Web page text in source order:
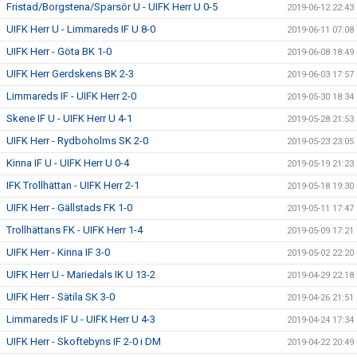
Fristad/Borgstena/Sparsör U - UIFK Herr U 0-5 2019-06-12 22:43
UIFK Herr U - Limmareds IF U 8-0 2019-06-11 07:08
UIFK Herr - Göta BK 1-0 2019-06-08 18:49
UIFK Herr Gerdskens BK 2-3 2019-06-03 17:57
Limmareds IF - UIFK Herr 2-0 2019-05-30 18:34
Skene IF U - UIFK Herr U 4-1 2019-05-28 21:53
UIFK Herr - Rydboholms SK 2-0 2019-05-23 23:05
Kinna IF U - UIFK Herr U 0-4 2019-05-19 21:23
IFK Trollhättan - UIFK Herr 2-1 2019-05-18 19:30
UIFK Herr - Gällstads FK 1-0 2019-05-11 17:47
Trollhättans FK - UIFK Herr 1-4 2019-05-09 17:21
UIFK Herr - Kinna IF 3-0 2019-05-02 22:20
UIFK Herr U - Mariedals IK U 13-2 2019-04-29 22:18
UIFK Herr - Sätila SK 3-0 2019-04-26 21:51
Limmareds IF U - UIFK Herr U 4-3 2019-04-24 17:34
UIFK Herr - Skoftebyns IF 2-0 i DM 2019-04-22 20:49